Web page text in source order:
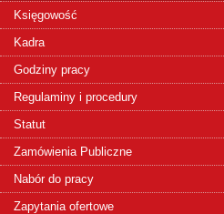
Księgowość
Kadra
Godziny pracy
Regulaminy i procedury
Statut
Zamówienia Publiczne
Nabór do pracy
Zapytania ofertowe